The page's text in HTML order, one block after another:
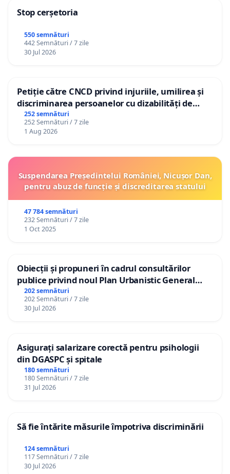
Stop cerșetoria
550 semnături
442 Semnături / 7 zile
30 Jul 2026
Petiție către CNCD privind injuriile, umilirea și
discriminarea persoanelor cu dizabilități de
către utilizatorul TikTok „Gorici”
252 semnături
252 Semnături / 7 zile
1 Aug 2026
Suspendarea Președintelui României, Nicușor Dan,
pentru abuz de funcție și discreditarea statului
47 784 semnături
232 Semnături / 7 zile
1 Oct 2025
Obiecții și propuneri în cadrul consultărilor
publice privind noul Plan Urbanistic General
(PUG) Ialoveni
202 semnături
202 Semnături / 7 zile
30 Jul 2026
Asigurați salarizare corectă pentru psihologii
din DGASPC și spitale
180 semnături
180 Semnături / 7 zile
31 Jul 2026
Să fie întărite măsurile împotriva discriminării
124 semnături
117 Semnături / 7 zile
30 Jul 2026